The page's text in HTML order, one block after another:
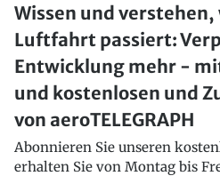
Wissen und verstehen,
Luftfahrt passiert:
Entwicklung mehr -
und kostenlosen und
von aeroTELEGRAPH
Abonnieren Sie unseren
erhalten Sie von Montag bis